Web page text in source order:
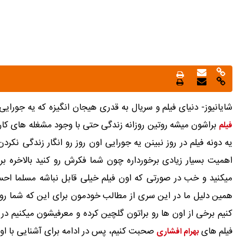
شایانیوز- دنیای فیلم و سریال به قدری هیجان انگیزه که یه
فیلم براشون میشه روتین روزانه زندگی حتی با وجود مشغله های
یه دونه فیلم در روز نبینن یه جورایی اون روز رو انگار زندگی
اهمیت بسیار زیادی برخورداره چون شما فکرش رو کنید بالاخره
میکنید و خب در صورتی که اون فیلم خیلی قابل نباشه مسلما
همین دلیل ما در این سری از مطالب خودمون برای این که شما رو
کنیم برخی از اون ها رو براتون گلچین کرده و معرفیشون میکنیم
فیلم هایبهرام افشاری صحبت کنیم، پس در ادامه برای آشنایی با